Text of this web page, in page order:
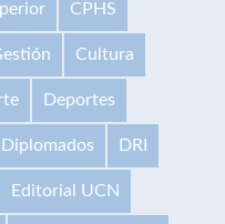
CPHS
Cultura
Deportes
Diplomados DRI
Editorial UCN